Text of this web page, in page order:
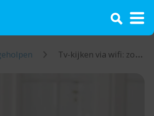
Tv-kijken via wifi: zo doe je dat